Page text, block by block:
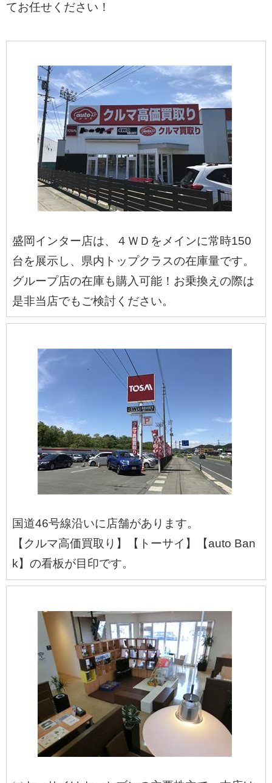
てお任せください！
盛岡インター店は、４ＷＤをメインに常時150
台を展示し、県内トップクラスの在庫量です。
グループ店の在庫も購入可能！お乗換えの際は
是非当店でもご検討ください。
国道46号線沿いに店舗があります。
【クルマ高価買取り】【トーサイ】【auto Ban
k】の看板が目印です。